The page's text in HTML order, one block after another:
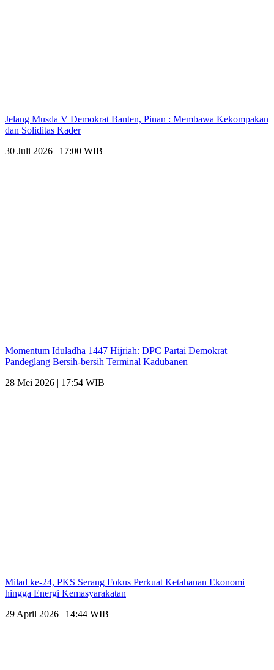
Jelang Musda V Demokrat Banten, Pinan : Membawa Kekompakan
dan Soliditas Kader
30 Juli 2026 | 17:00 WIB
Momentum Iduladha 1447 Hijriah: DPC Partai Demokrat
Pandeglang Bersih-bersih Terminal Kadubanen
28 Mei 2026 | 17:54 WIB
Milad ke-24, PKS Serang Fokus Perkuat Ketahanan Ekonomi
hingga Energi Kemasyarakatan
29 April 2026 | 14:44 WIB